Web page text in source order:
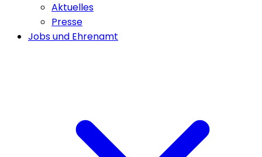
Aktuelles
Presse
Jobs und Ehrenamt